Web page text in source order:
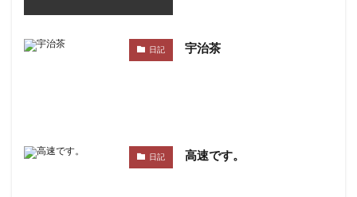
日記 宇治茶
日記 高速です。